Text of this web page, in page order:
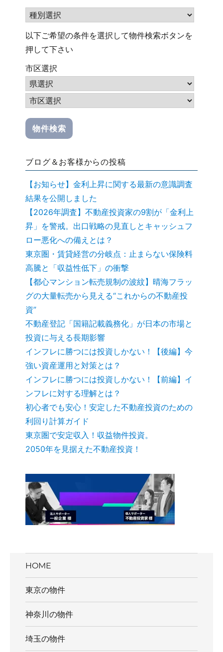
以下ご希望の条件を選択して物件検索ボタンを
押して下さい
市区選択
ブログ＆お客様からの投稿
【お知らせ】金利上昇に関する最新の意識調査
結果を公開しました
【2026年調査】不動産投資家の9割が「金利上
昇」を警戒。出口戦略の見直しとキャッシュフ
ロー悪化への備えとは？
東京圏・賃貸経営の分岐点：止まらない保険料
高騰と「収益性低下」の衝撃
【都心マンション転売規制の波紋】晴海フラッ
グの大量転売から見える“これからの不動産投
資”
不動産登記「国籍記載義務化」が日本の市場と
投資に与える長期影響
インフレに勝つには投資しかない！【後編】今
強い資産運用と対策とは？
インフレに勝つには投資しかない！【前編】イ
ンフレに対する理解とは？
初心者でも安心！安定した不動産投資のための
利回り計算ガイド
東京圏で安定収入！収益物件投資。
2050年を見据えた不動産投資！
HOME
東京の物件
神奈川の物件
埼玉の物件